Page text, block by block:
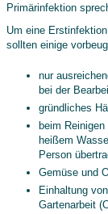
Primärinfektion
Um eine
sollten einige
nur
bei der
gründliches
beim
heißem
Person
Gemüse und
Einhaltung
Gartenarbeit